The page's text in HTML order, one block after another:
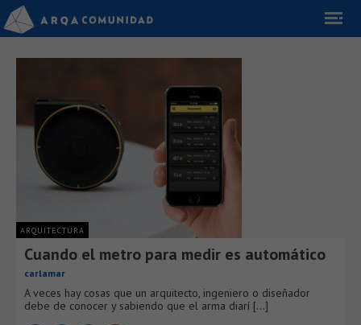
ARQUITECTURA
Cuando el metro para medir es automático
carlamar
A veces hay cosas que un arquitecto, ingeniero o diseñador
debe de conocer y sabiendo que el arma diarí [...]